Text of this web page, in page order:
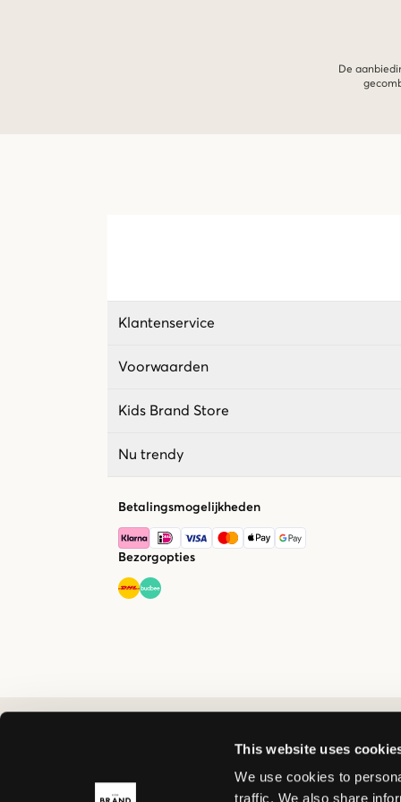
This website uses
We use cookies to
traffic. We also share
De
Klantenservice
Voorwaarden
Kids Brand Store
Nu trendy
Betalingsmogelijkheden
Bezorgopties